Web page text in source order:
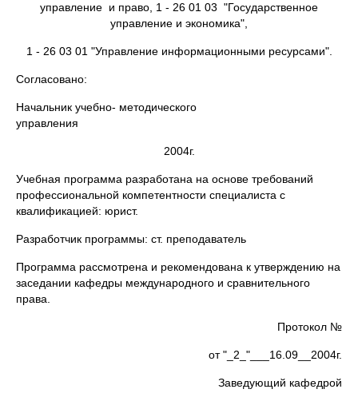
управление и право, 1 - 26 01 03 "Государственное
управление и экономика",
1 - 26 03 01 "Управление информационными ресурсами".
Согласовано:
Начальник учебно- методического
управления
2004г.
Учебная программа разработана на основе требований
профессиональной компетентности специалиста с
квалификацией: юрист.
Разработчик программы: ст. преподаватель
Программа рассмотрена и рекомендована к утверждению на
заседании кафедры международного и сравнительного
права.
Протокол №
от "_2_"___16.09__2004г.
Заведующий кафедрой